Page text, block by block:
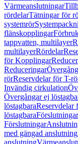
Värmeanslutningar
rördelarTätningar för
systemrör
flänskopplingar
tappvatten, multilayer
multilayerRördelar
för Kopplingar
Reduceringar
rörReservdelar för T-
Invändig cirkulation
Övergångar ej
löstagbaraReservdelar
löstagbaraFörslutningar
Förslutningar
med gängad anslutning
anslutning